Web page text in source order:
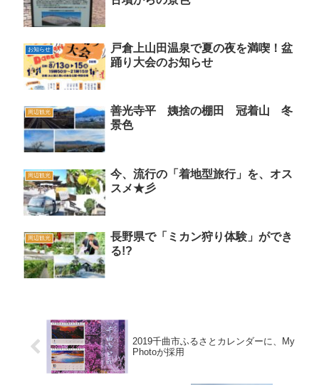
お知らせ
戸倉上山田温泉で夏の夜を満喫！盆
踊り大会のお知らせ
周辺観光
善光寺平 姨捨の棚田 冠着山 冬
景色
周辺観光
今、流行の「着地型旅行」を、オス
スメ★彡
周辺観光
長野県で「ミカン狩り体験」ができ
る!?
2019千曲市ふるさとカレンダーに、My
Photoが採用